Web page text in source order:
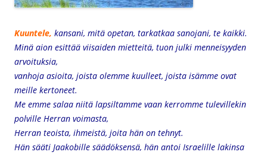
Kuuntele, kansani, mitä opetan, tarkatkaa sanojani, te kaikki.
Minä aion esittää viisaiden mietteitä, tuon julki menneisyyden
arvoituksia,
vanhoja asioita, joista olemme kuulleet, joista isämme ovat
meille kertoneet.
Me emme salaa niitä lapsiltamme vaan kerromme tulevillekin
polville Herran voimasta,
Herran teoista, ihmeistä, joita hän on tehnyt.
Hän sääti Jaakobille säädöksensä, hän antoi Israelille lakinsa